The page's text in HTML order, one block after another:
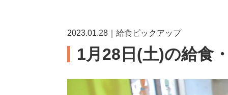
2023.01.28｜給食ピックアップ
1月28日(土)の給食